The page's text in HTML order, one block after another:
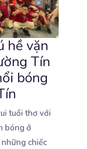
hề vặn
Tín
bóng
tuổi thơ với
bóng ở
chiếc